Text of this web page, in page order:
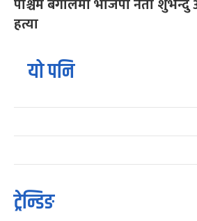
पश्चिम बंगालमा भाजपा नेता शुभेन्दु
हत्या
यो पनि
ट्रेन्डिङ